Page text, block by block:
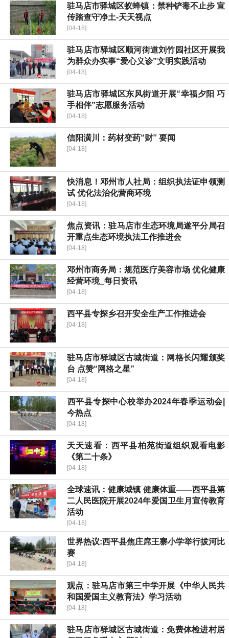
驻马店市驿城区蚁蜂镇：禁种铲毒不止步 宣
传踏查守净土-天天视点
[04-18]
驻马店市驿城区顺河街道刘竹园社区开展我
为群众办实事“爱心义诊”文明实践活动
[04-18]
驻马店市驿城区东风街道开展“幸福夕阳 巧
手相伴”志愿服务活动
[04-18]
​信阳潢川：药材变药“财” 要闻
[04-18]
快消息！邓州市人社局：组织执法证申领测
试 优化法治化营商环境
[04-18]
焦点资讯：驻马店市生态环境局遂平分局召
开重点生态环境执法工作推进会
[04-18]
邓州市商务局：规范医疗美容市场 优化健康
经营环境_每日资讯
[04-18]
​西平县专探乡召开安全生产工作推进会
[04-18]
驻马店市驿城区古城街道：网格长闪耀颁奖
台 点赞“网格之星”
[04-18]
​西平县专探中心校举办2024年春季运动会|
今热点
[04-18]
天天速看：​西平县柏苑街道组织观看电影
《第二十条》
[04-18]
全球速讯：​健康城镇 健康体重——西平县第
二人民医院开展2024年爱国卫生月宣传教育
活动
[04-18]
世界热议:​西平县焦庄席王寨小学举行拔河比
赛
[04-18]
观点：驻马店市第三中学开展《中华人民共
和国爱国主义教育法》学习活动
[04-18]
驻马店市驿城区古城街道：免费体检进村居